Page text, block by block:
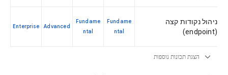
ניהול נקודות קצה
(endpoint)
Fundame
ntal
Fundame
ntal
Advanced
Enterprise
expand_more הצגת תכונות נוספות